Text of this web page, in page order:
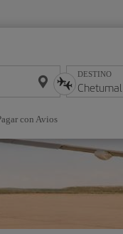
DESTINO
con Avios